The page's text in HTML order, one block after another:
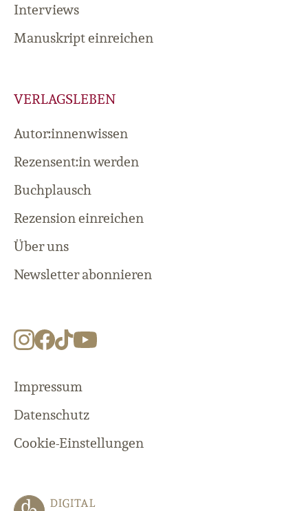
Interviews
Manuskript einreichen
VERLAGSLEBEN
Autor:innenwissen
Rezensent:in werden
Buchplausch
Rezension einreichen
Über uns
Newsletter abonnieren
Impressum
Datenschutz
Cookie-Einstellungen